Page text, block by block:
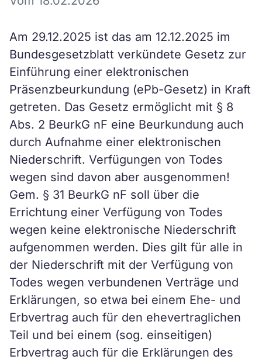
Am 29.12.2025 ist das am 12.12.2025 im
Bundesgesetzblatt verkündete Gesetz zur
Einführung einer elektronischen
Präsenzbeurkundung (ePb-Gesetz) in Kraft
getreten. Das Gesetz ermöglicht mit § 8
Abs. 2 BeurkG nF eine Beurkundung auch
durch Aufnahme einer elektronischen
Niederschrift. Verfügungen von Todes
wegen sind davon aber ausgenommen!
Gem. § 31 BeurkG nF soll über die
Errichtung einer Verfügung von Todes
wegen keine elektronische Niederschrift
aufgenommen werden. Dies gilt für alle in
der Niederschrift mit der Verfügung von
Todes wegen verbundenen Verträge und
Erklärungen, so etwa bei einem Ehe- und
Erbvertrag auch für den ehevertraglichen
Teil und bei einem (sog. einseitigen)
Erbvertrag auch für die Erklärungen des